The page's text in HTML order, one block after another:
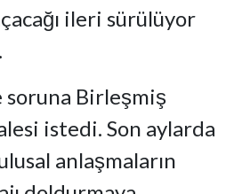
ileri sürülüyor
soruna Birleşmiş
istedi. Son aylarda
anlaşmaların